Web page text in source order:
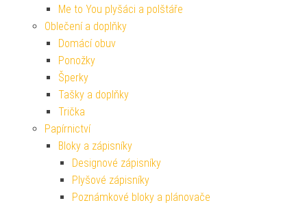
Me to You plyšáci a polštáře
Oblečení a doplňky
Domácí obuv
Ponožky
Šperky
Tašky a doplňky
Trička
Papírnictví
Bloky a zápisníky
Designové zápisníky
Plyšové zápisníky
Poznámkové bloky a plánovače